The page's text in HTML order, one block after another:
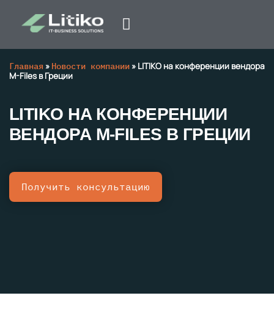
Главная » Новости компании » LITIKO на конференции вендора
M-Files в Греции
LITIKO НА КОНФЕРЕНЦИИ
ВЕНДОРА M-FILES В ГРЕЦИИ
Получить консультацию